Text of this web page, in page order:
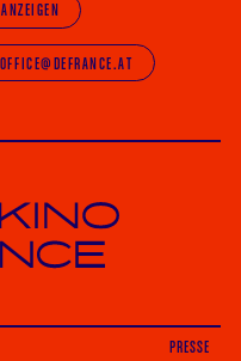
OFFICE@DEFRANCE.AT
in Wien
PRESSE